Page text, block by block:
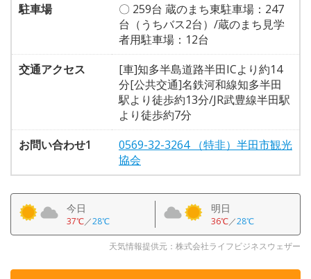
駐車場
〇 259台 蔵のまち東駐車場：247
台（うちバス2台）/蔵のまち見学
者用駐車場：12台
交通アクセス
[車]知多半島道路半田ICより約14
分[公共交通]名鉄河和線知多半田
駅より徒歩約13分/JR武豊線半田駅
より徒歩約7分
お問い合わせ1
0569-32-3264 （特非）半田市観光
協会
今日
37℃／28℃
明日
36℃／28℃
天気情報提供元：株式会社ライフビジネスウェザー